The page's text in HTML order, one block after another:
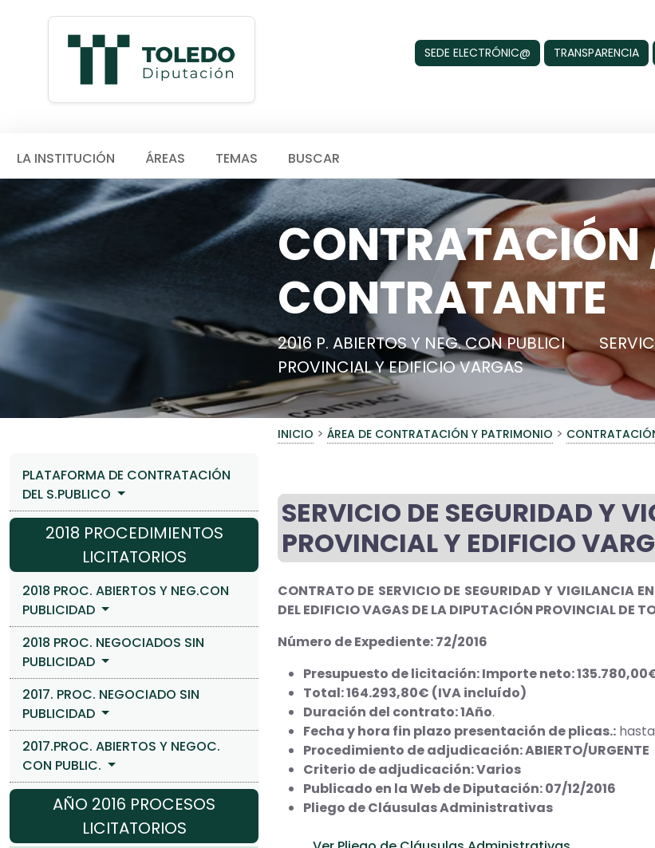
SEDE ELECTRÓNIC@ TRANSPARENCIA
LA INSTITUCIÓN ÁREAS TEMAS BUSCAR
CONTRATACIÓN
CONTRATANTE
2016 P. ABIERTOS Y NEG. CON PUBLICI
PROVINCIAL Y EDIFICIO VARGAS
INICIO > ÁREA DE CONTRATACIÓN Y PATRIMONIO >
PLATAFORMA DE CONTRATACIÓN
DEL S.PUBLICO
2018 PROCEDIMIENTOS
LICITATORIOS
2018 PROC. ABIERTOS Y NEG.CON
PUBLICIDAD
2018 PROC. NEGOCIADOS SIN
PUBLICIDAD
2017. PROC. NEGOCIADO SIN
PUBLICIDAD
2017.PROC. ABIERTOS Y NEGOC.
CON PUBLIC.
AÑO 2016 PROCESOS
LICITATORIOS
SERVICIO DE SEGURIDAD Y
PROVINCIAL Y EDIFICIO
CONTRATO DE SERVICIO DE SEGURIDAD Y VIGILANCIA
DEL EDIFICIO VAGAS DE LA DIPUTACIÓN PROVINCIAL DE
Número de Expediente: 72/2016
Presupuesto de licitación: Importe neto:
Total: 164.293,80€ (IVA incluído)
Duración del contrato: 1Año.
Fecha y hora fin plazo presentación de plicas.:
Procedimiento de adjudicación: ABIERTO/URGENTE
Criterio de adjudicación: Varios
Publicado en la Web de Diputación: 07/12/2016
Pliego de Cláusulas Administrativas